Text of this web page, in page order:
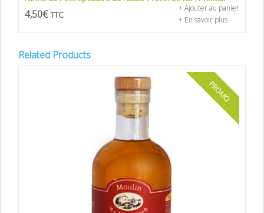
4,50€ TTC
+ Ajouter au panier
+ En savoir plus
Related Products
PROMO